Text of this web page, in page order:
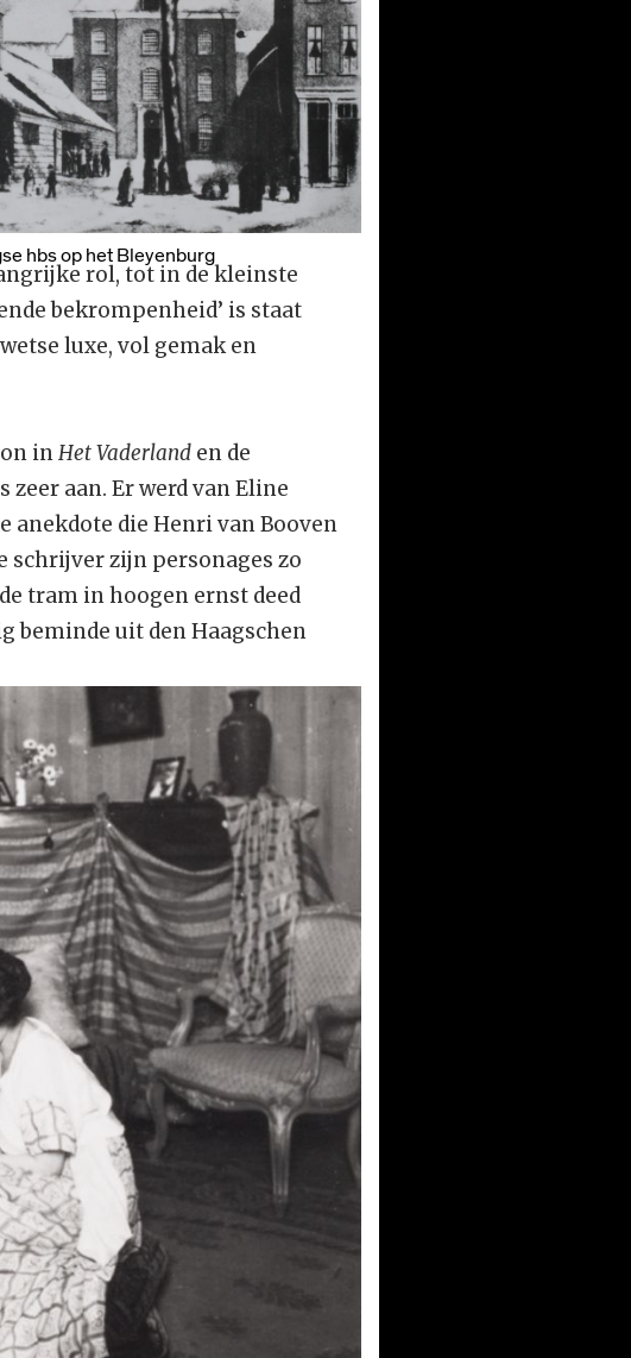
hbs op het Bleyenburg
rol, tot in de kleinste
bekrompenheid’ is staat
luxe, vol gemak en
inHet Vaderland en de
aan. Er werd van Eline
anekdote die Henri van Booven
schrijver zijn personages zo
tram in hoogen ernst deed
beminde uit den Haagschen